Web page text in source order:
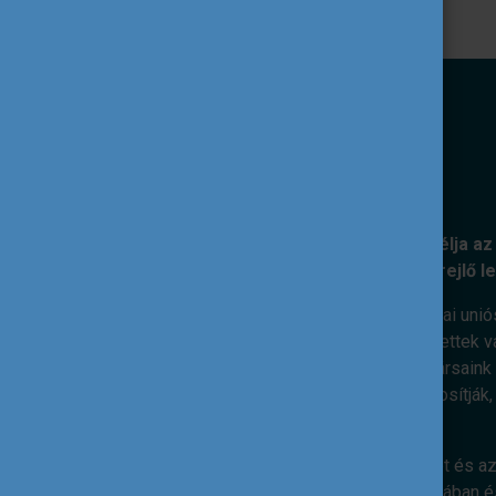
A Tempus Közalapítvány kiemelt célja
nemzetközi együttműködéseiben rejlő
Ennek érdekében feladatunk az európai
szakpolitikai célok mentén. Elkötelezettek
megvalósításáért dolgoznak.
kiterjedt nemzetközi kapcsolatai
Hiszünk abban, hogy az ifjúsági terület